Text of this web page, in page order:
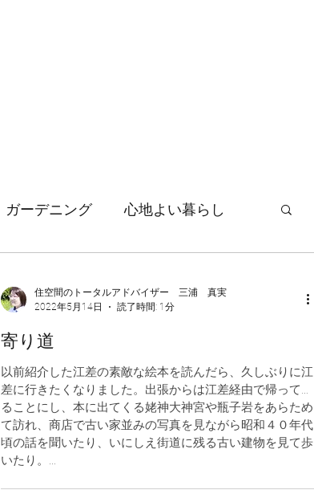
ガーデニング 心地よい暮らし
住空間のトータルアドバイザー 三浦 真実
2022年5月14日
読了時間: 1分
寄り道
以前紹介した江差の素敵な絵本を読んだら、久しぶりに江
差に行きたくなりました。出張からは江差経由で帰ってく
ることにし、本に出てくる姥神大神宮や瓶子岩をあらため
て訪れ、商店で古い家並みの写真を見ながら昭和４０年代
頃の話を聞いたり、いにしえ街道に残る古い建物を見て歩
いたり。...